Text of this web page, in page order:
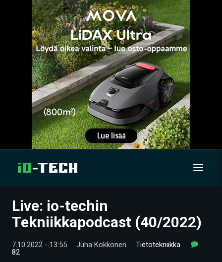
UUTISET
VIDEOT
Live: io-techin
Tekniikkapodcast (40/2022)
7.10.2022 - 13:55 Juha Kokkonen
Tietotekniikka
82